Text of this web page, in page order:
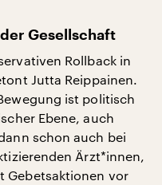
Gesellschaft
Rollback in
Jutta Reippainen.
ist politisch
Ebene, auch
schon auch bei
Ärzt*innen,
Gebetsaktionen vor